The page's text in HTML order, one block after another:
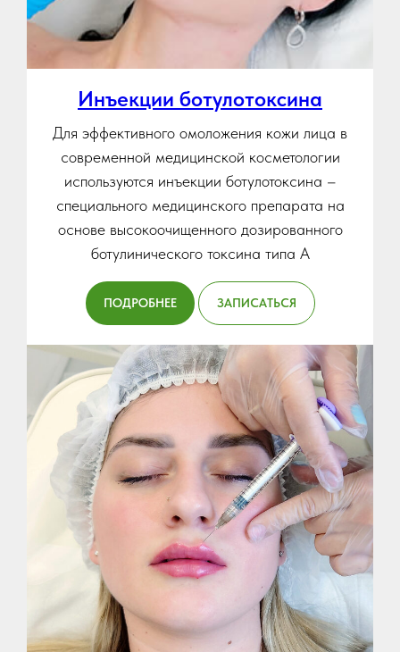
Инъекции ботулотоксина
Для эффективного омоложения кожи лица в
современной медицинской косметологии
используются инъекции ботулотоксина –
специального медицинского препарата на
основе высокоочищенного дозированного
ботулинического токсина типа А
ПОДРОБНЕЕ ЗАПИСАТЬСЯ